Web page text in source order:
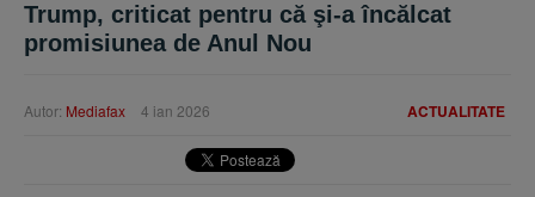
Trump, criticat pentru că şi-a încălcat
promisiunea de Anul Nou
ACTUALITATE
Autor: Mediafax 4 ian 2026